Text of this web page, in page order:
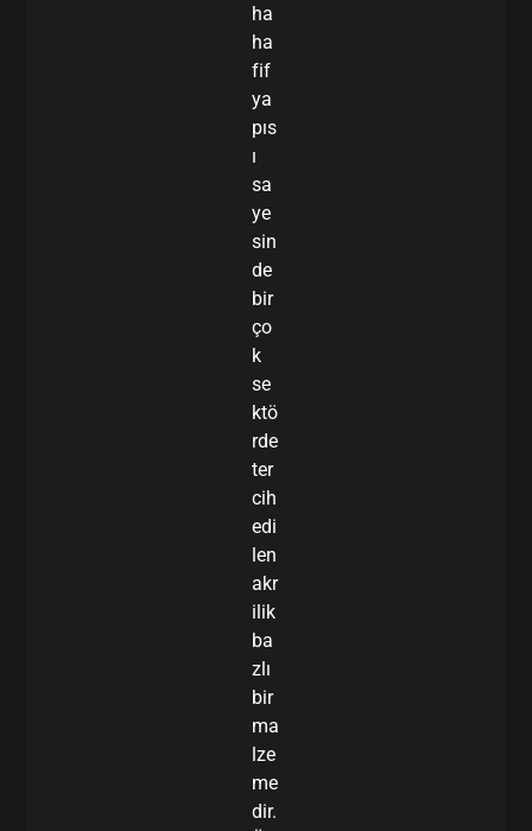
ha
ha
fif
ya
pıs
ı
sa
ye
sin
de
bir
ço
k
se
ktö
rde
ter
cih
edi
len
akr
ilik
ba
zlı
bir
ma
lze
me
dir.